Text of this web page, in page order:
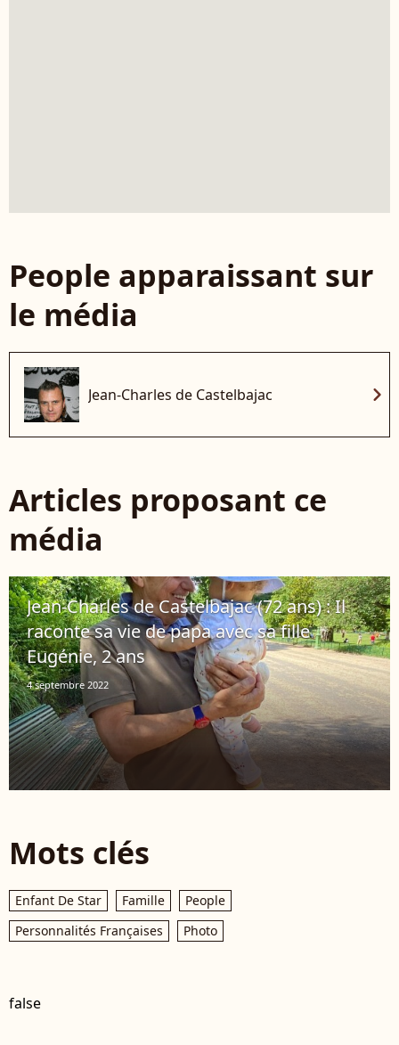
People apparaissant sur
le média
Jean-Charles de Castelbajac chevron_right
Articles proposant ce
média
Jean-Charles de Castelbajac (72 ans) : Il
raconte sa vie de papa avec sa fille
Eugénie, 2 ans
4 septembre 2022
Mots clés
Enfant De Star Famille
People
Personnalités Françaises
Photo
false